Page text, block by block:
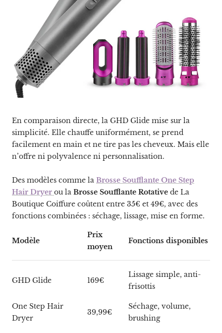
En comparaison directe, la GHD Glide mise sur la
simplicité. Elle chauffe uniformément, se prend
facilement en main et ne tire pas les cheveux. Mais elle
n’offre ni polyvalence ni personnalisation.
Des modèles comme la Brosse Soufflante One Step
Hair Dryer ou la Brosse Soufflante Rotative de La
Boutique Coiffure coûtent entre 35€ et 49€, avec des
fonctions combinées : séchage, lissage, mise en forme.
Modèle
Prix
moyen
Fonctions disponibles
GHD Glide 169€
Lissage simple, anti-
frisottis
One Step Hair
Dryer
39,99€
Séchage, volume,
brushing